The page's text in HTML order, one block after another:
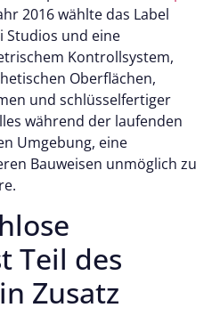
2016 wählte das Label
Studios und eine
Kontrollsystem,
Oberflächen,
und schlüsselfertiger
während der laufenden
Umgebung, eine
Bauweisen unmöglich zu
Teil des
Zusatz